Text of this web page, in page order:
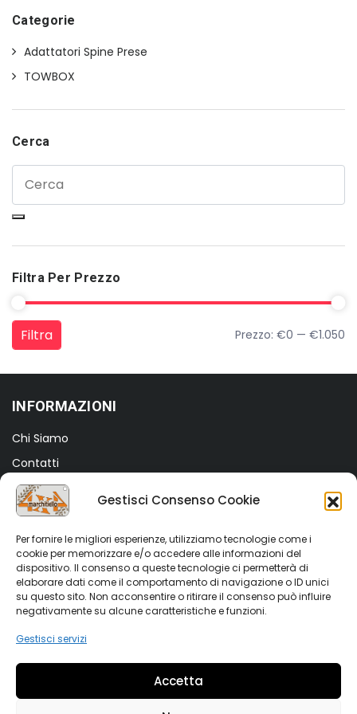
Gestisci Consenso Cookie
Per fornire le migliori esperienze, utilizziamo tecnologie come i
cookie per memorizzare e/o accedere alle informazioni del
dispositivo. Il consenso a queste tecnologie ci permetterà di
elaborare dati come il comportamento di navigazione o ID unici
su questo sito. Non acconsentire o ritirare il consenso può influire
negativamente su alcune caratteristiche e funzioni.
Gestisci servizi
Accetta
Categorie
Adattatori Spine Prese
TOWBOX
Cerca
Filtra Per Prezzo
Prezzo Min
Prezzo Max
Filtra Prezzo: €0 — €1.050
INFORMAZIONI
Chi Siamo
Contatti
Termini e Condizioni
Privacy Policy
Cookie Policy (UE)
SHOP
Shop
My account
Wishlist